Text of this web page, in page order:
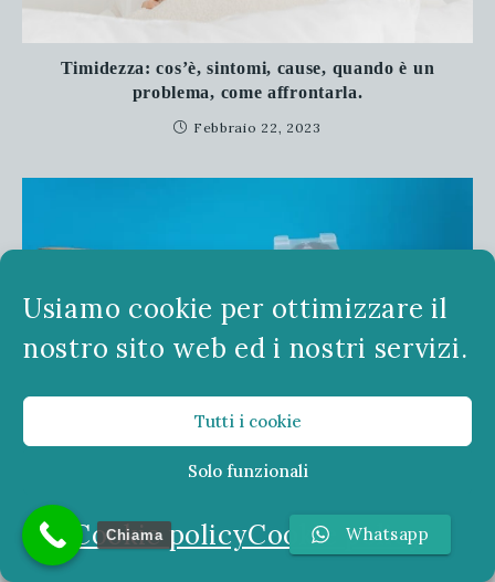
Usiamo cookie per ottimizzare il
nostro sito web ed i nostri servizi.
Tutti i cookie
Solo funzionali
Cookie policyCookie policy
Timidezza: cos’è, sintomi, cause, quando è un
problema, come affrontarla.
Febbraio 22, 2023
Eco-ansia: il peso della paura per il futuro del
pianeta
Whatsapp
Chiama